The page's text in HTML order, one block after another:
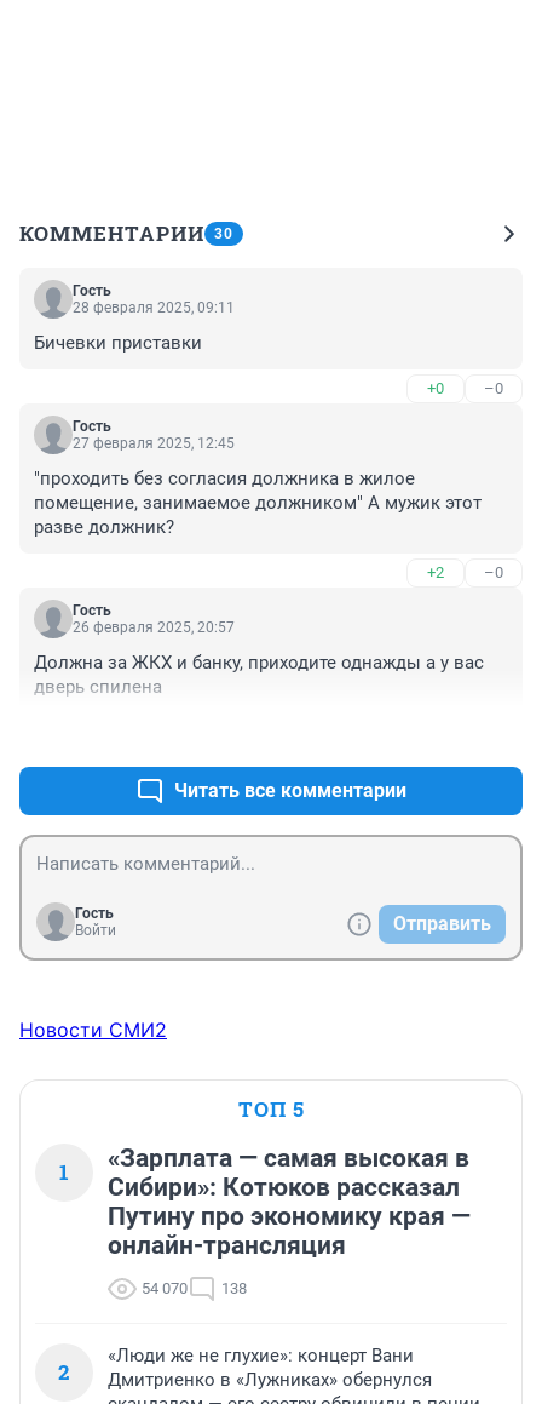
КОММЕНТАРИИ 30
Гость
28 февраля 2025, 09:11
Бичевки приставки
+0 –0
Гость
27 февраля 2025, 12:45
"проходить без согласия должника в жилое
помещение, занимаемое должником" А мужик этот
разве должник?
+2 –0
Гость
26 февраля 2025, 20:57
Должна за ЖКХ и банку, приходите однажды а у вас
дверь спилена
Читать все комментарии
Гость
Войти
Отправить
Новости СМИ2
ТОП 5
1
«Зарплата — самая высокая в
Сибири»: Котюков рассказал
Путину про экономику края —
онлайн-трансляция
54 070 138
2
«Люди же не глухие»: концерт Вани
Дмитриенко в «Лужниках» обернулся